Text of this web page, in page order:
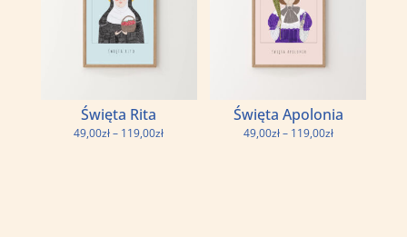
Święta Rita
49,00zł– 119,00złZakres
Święta Apolonia
49,00zł– 119,00złZakres